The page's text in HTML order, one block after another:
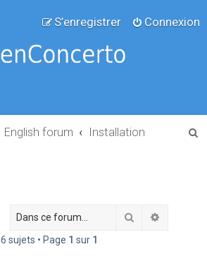
Connexion
S’enregistrer
English forum Installation
Rechercher
6 sujets • Page 1 sur 1